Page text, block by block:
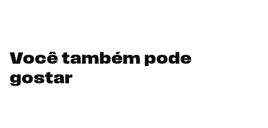
Você também pode
gostar